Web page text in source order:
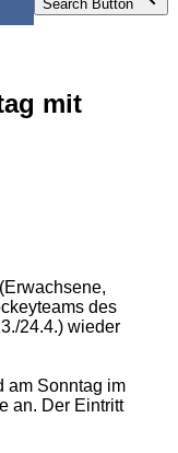
Search Button
mit
des
24.4.) wieder
am Sonntag im
an. Der Eintritt